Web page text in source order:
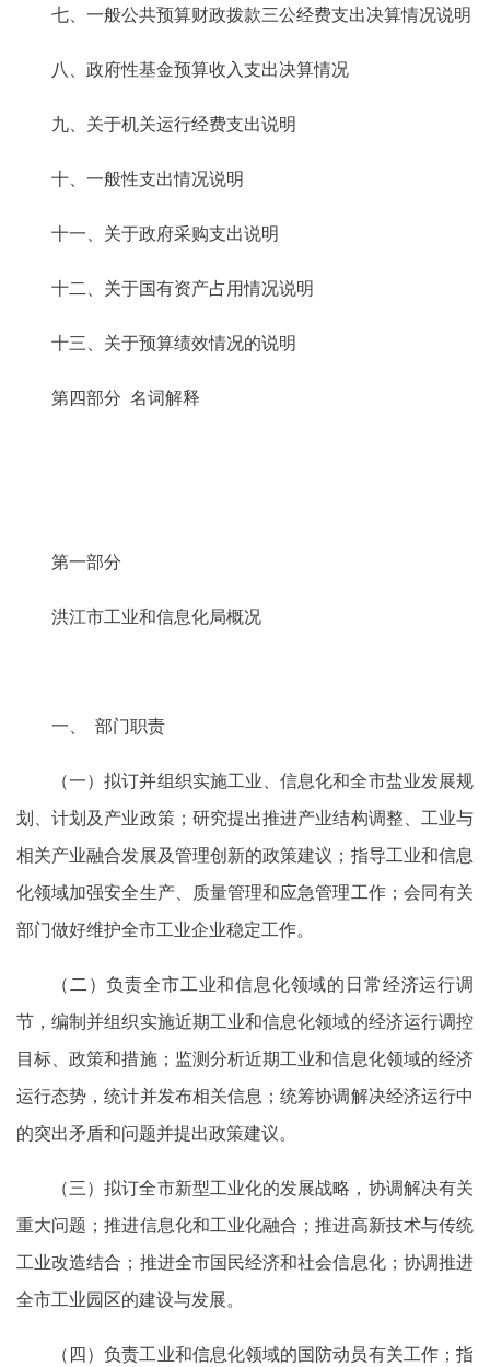
七、一般公共预算财政拨款三公经费支出决算情况说明
八、政府性基金预算收入支出决算情况
九、关于机关运行经费支出说明
十、一般性支出情况说明
十一、关于政府采购支出说明
十二、关于国有资产占用情况说明
十三、关于预算绩效情况的说明
第四部分 名词解释
第一部分
洪江市工业和信息化局概况
一、 部门职责
（一）拟订并组织实施工业、信息化和全市盐业发展规
划、计划及产业政策；研究提出推进产业结构调整、工业与
相关产业融合发展及管理创新的政策建议；指导工业和信息
化领域加强安全生产、质量管理和应急管理工作；会同有关
部门做好维护全市工业企业稳定工作。
（二）负责全市工业和信息化领域的日常经济运行调
节，编制并组织实施近期工业和信息化领域的经济运行调控
目标、政策和措施；监测分析近期工业和信息化领域的经济
运行态势，统计并发布相关信息；统筹协调解决经济运行中
的突出矛盾和问题并提出政策建议。
（三）拟订全市新型工业化的发展战略，协调解决有关
重大问题；推进信息化和工业化融合；推进高新技术与传统
工业改造结合；推进全市国民经济和社会信息化；协调推进
全市工业园区的建设与发展。
（四）负责工业和信息化领域的国防动员有关工作；指